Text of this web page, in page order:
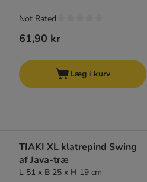
61,90 kr
Not Rated
Læg i kurv
TIAKI XL klatrepind Swing
af Java-træ
L 51 x B 25 x H 19 cm